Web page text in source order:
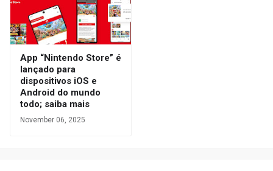
App “Nintendo Store” é
lançado para
dispositivos iOS e
Android do mundo
todo; saiba mais
November 06, 2025